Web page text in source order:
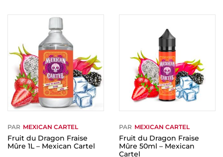
PAR MEXICAN CARTEL
Fruit du Dragon Fraise
Mûre 1L – Mexican Cartel
PAR MEXICAN CARTEL
Fruit du Dragon Fraise
Mûre 50ml – Mexican
Cartel